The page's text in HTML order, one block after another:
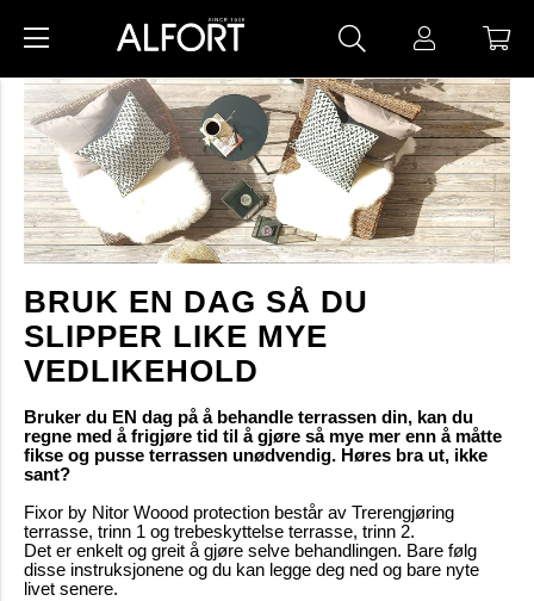
BRUK EN DAG SÅ DU
SLIPPER LIKE MYE
VEDLIKEHOLD
Bruker du EN dag på å behandle terrassen din, kan du
regne med å frigjøre tid til å gjøre så mye mer enn å måtte
fikse og pusse terrassen unødvendig. Høres bra ut, ikke
sant?
Fixor by Nitor Woood protection består av Trerengjøring
terrasse, trinn 1 og trebeskyttelse terrasse, trinn 2.
Det er enkelt og greit å gjøre selve behandlingen. Bare følg
disse instruksjonene og du kan legge deg ned og bare nyte
livet senere.